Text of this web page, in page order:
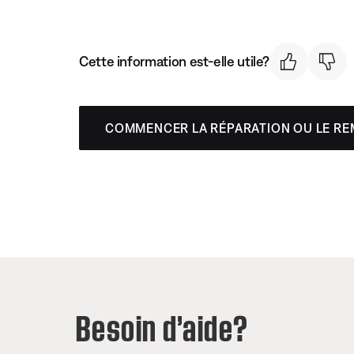
Cette information est-elle utile?
COMMENCER LA RÉPARATION OU LE
Besoin d’aide?